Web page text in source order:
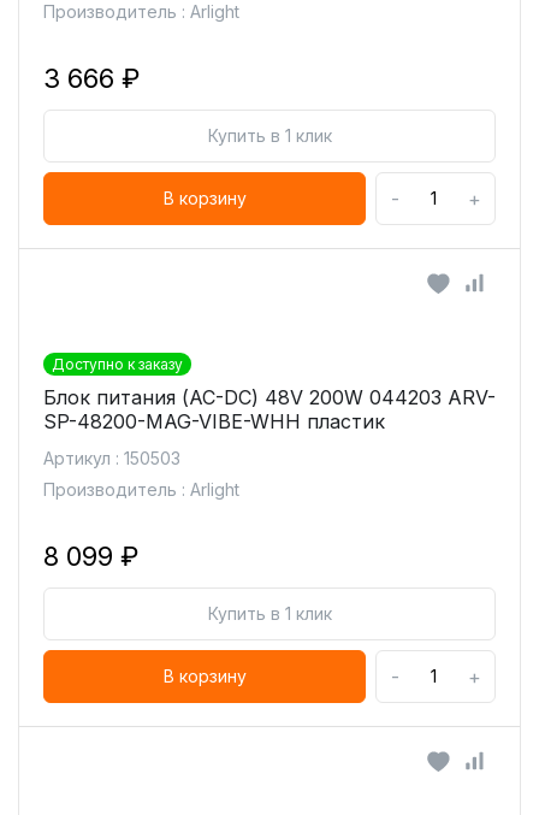
Производитель : Arlight
3 666 ₽
Купить в 1 клик
В корзину - +
Доступно к заказу
Блок питания (AC-DC) 48V 200W 044203 ARV-
SP-48200-MAG-VIBE-WHH пластик
Артикул : 150503
Производитель : Arlight
8 099 ₽
Купить в 1 клик
В корзину - +